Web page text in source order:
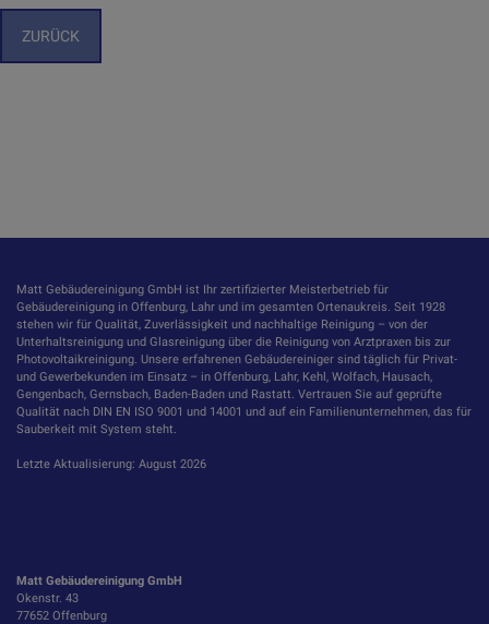
ZURÜCK
Matt Gebäudereinigung GmbH ist Ihr zertifizierter Meisterbetrieb für
Gebäudereinigung in Offenburg, Lahr und im gesamten Ortenaukreis. Seit 1928
stehen wir für Qualität, Zuverlässigkeit und nachhaltige Reinigung – von der
Unterhaltsreinigung und Glasreinigung über die Reinigung von Arztpraxen bis zur
Photovoltaikreinigung. Unsere erfahrenen Gebäudereiniger sind täglich für Privat-
und Gewerbekunden im Einsatz – in Offenburg, Lahr, Kehl, Wolfach, Hausach,
Gengenbach, Gernsbach, Baden-Baden und Rastatt. Vertrauen Sie auf geprüfte
Qualität nach DIN EN ISO 9001 und 14001 und auf ein Familienunternehmen, das für
Sauberkeit mit System steht.
Letzte Aktualisierung: August 2026
Matt Gebäudereinigung GmbH
Okenstr. 43
77652 Offenburg